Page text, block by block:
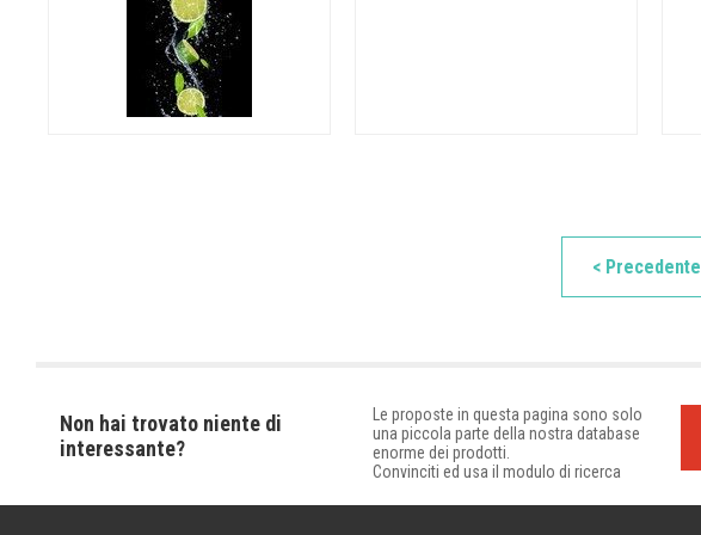
< Precedente
Non hai trovato niente di
interessante?
Le proposte in questa pagina sono solo
una piccola parte della nostra database
enorme dei prodotti.
Convinciti ed usa il modulo di ricerca